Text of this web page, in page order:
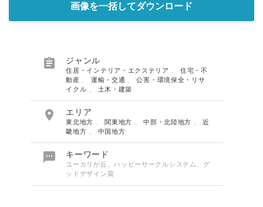
画像を一括してダウンロード
 ジャンル
住居・インテリア・エクステリア
住宅・不
動産
運輸・交通 、公害・環境保全・リサ
イクル
土木・建築
 エリア
東北地方 、関東地方 、中部・北陸地方 、近
畿地方
中国地方
 キーワード
ユーカリが丘、ハッピーサークルシステム、グ
ッドデザイン賞